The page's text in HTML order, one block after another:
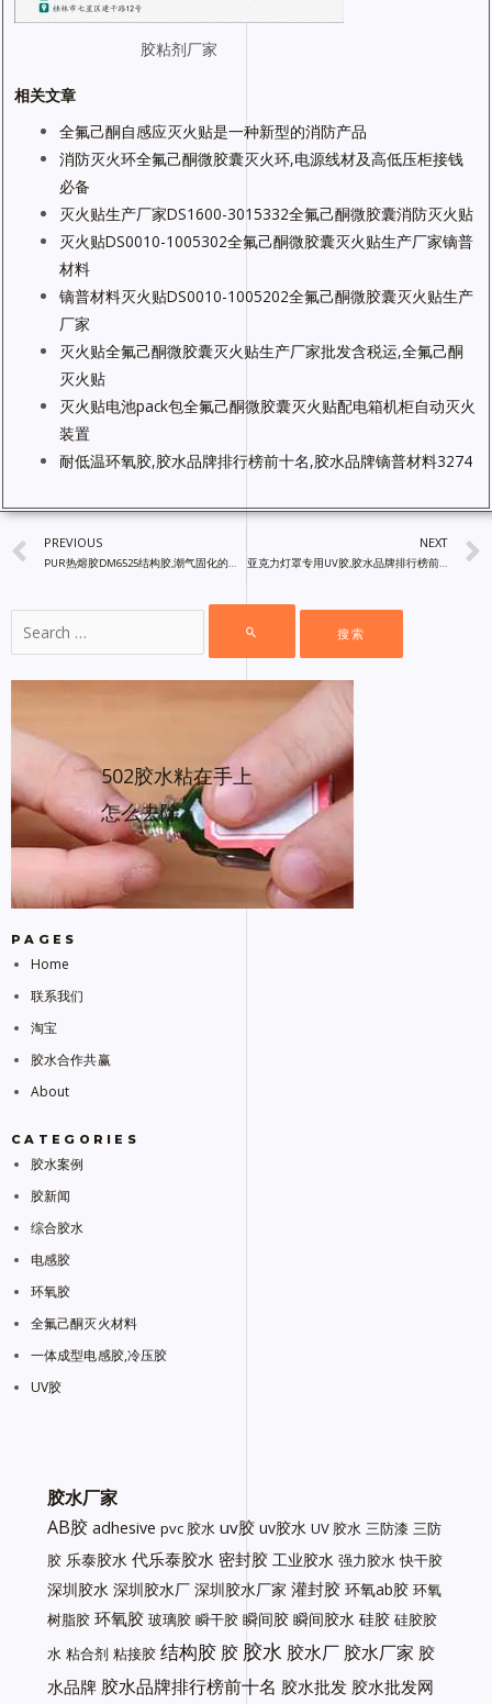
胶粘剂厂家
相关文章
全氟己酮自感应灭火贴是一种新型的消防产品
消防灭火环全氟己酮微胶囊灭火环,电源线材及高低压柜接钱
必备
灭火贴生产厂家DS1600-3015332全氟己酮微胶囊消防灭火贴
灭火贴DS0010-1005302全氟己酮微胶囊灭火贴生产厂家镝普
材料
镝普材料灭火贴DS0010-1005202全氟己酮微胶囊灭火贴生产
厂家
灭火贴全氟己酮微胶囊灭火贴生产厂家批发含税运,全氟己酮
灭火贴
灭火贴电池pack包全氟己酮微胶囊灭火贴配电箱机柜自动灭火
装置
耐低温环氧胶,胶水品牌排行榜前十名,胶水品牌镝普材料3274
PREVIOUS
PUR热熔胶DM6525结构胶,潮气固化的反应性聚氨酯热熔胶粘剂
NEXT
亚克力灯罩专用UV胶,胶水品牌排行榜前十名,镝普材料,胶粘剂厂家直销
502胶水粘在手上
怎么去除
PAGES
Home
联系我们
淘宝
胶水合作共赢
About
CATEGORIES
胶水案例
胶新闻
综合胶水
电感胶
环氧胶
全氟己酮灭火材料
一体成型电感胶,冷压胶
UV胶
胶水厂家
AB胶 adhesive pvc 胶水 uv胶 uv胶水 UV 胶水 三防漆 三防
胶 乐泰胶水 代乐泰胶水 密封胶 工业胶水 强力胶水 快干胶
深圳胶水 深圳胶水厂 深圳胶水厂家 灌封胶 环氧ab胶 环氧
树脂胶 环氧胶 玻璃胶 瞬干胶 瞬间胶 瞬间胶水 硅胶 硅胶胶
水 粘合剂 粘接胶 结构胶 胶 胶水 胶水厂 胶水厂家 胶
水品牌 胶水品牌排行榜前十名 胶水批发 胶水批发网